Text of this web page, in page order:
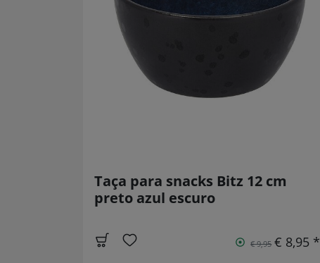
Taça para snacks Bitz 12 cm
preto azul escuro
€ 9,95 € 8,95 *